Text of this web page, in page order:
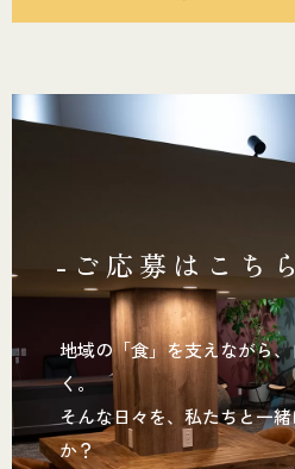
-ご応募はこち
地域の「食」を支えながら
く。
そんな日々を、私たちと一
か？